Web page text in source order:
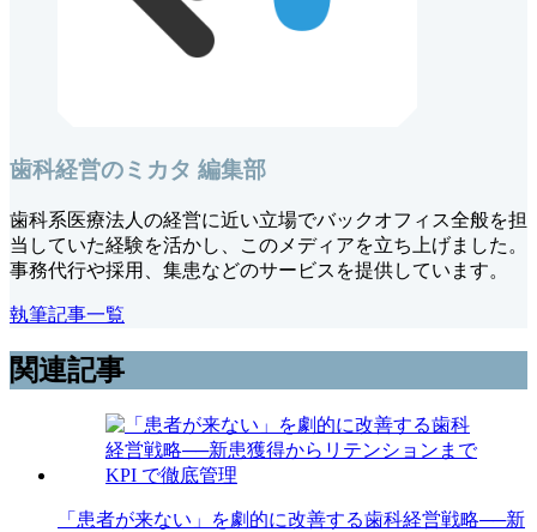
歯科経営のミカタ 編集部
歯科系医療法人の経営に近い立場でバックオフィス全般を担
当していた経験を活かし、このメディアを立ち上げました。
事務代行や採用、集患などのサービスを提供しています。
執筆記事一覧
関連記事
「患者が来ない」を劇的に改善する歯科経営戦略──新